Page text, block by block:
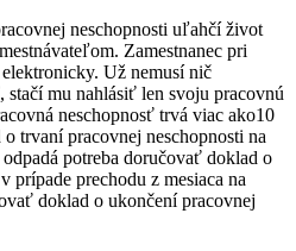
neschopnosti uľahčí život
Zamestnanec pri
Už nemusí nič
mu nahlásiť len svoju pracovnú
neschopnosť trvá viac ako10
trvaní pracovnej neschopnosti na
potreba doručovať doklad o
prípade prechodu z mesiaca na
doklad o ukončení pracovnej